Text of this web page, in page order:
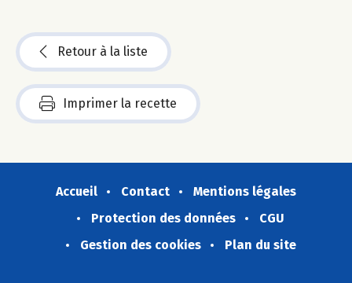
Retour à la liste
Imprimer la recette
Accueil Contact
Mentions légales
Protection des données
CGU
Gestion des cookies
Plan du site